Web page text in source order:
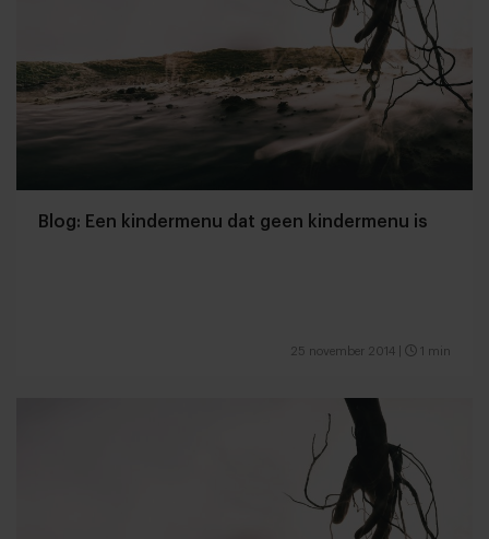
Blog: Een kindermenu dat geen kindermenu is
25 november 2014 1 min